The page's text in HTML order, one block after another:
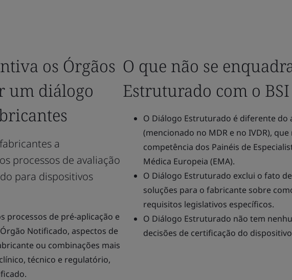
os Órgãos
um diálogo
a
processos de avaliação
para dispositivos
processos de pré-aplicação e
Notificado, aspectos de
ou combinações mais
técnico e regulatório,
O que não se
Estruturado com o BSI
O Diálogo Estruturado é diferente do
(mencionado no MDR e no IVDR),
competência dos Painéis de
Médica Europeia (EMA).
O Diálogo Estruturado exclui o fato
soluções para o fabricante sobre
requisitos legislativos específicos.
O Diálogo Estruturado não tem
decisões de certificação do